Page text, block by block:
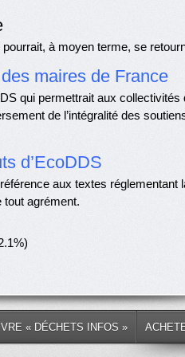
à moyen terme, se
maires de France
qui permettrait aux
de l’intégralité des
d’EcoDDS
aux textes réglementant
tout agrément.
« DÉCHETS INFOS »